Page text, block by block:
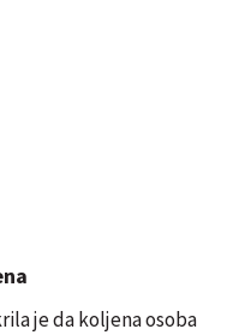
je da koljena osoba